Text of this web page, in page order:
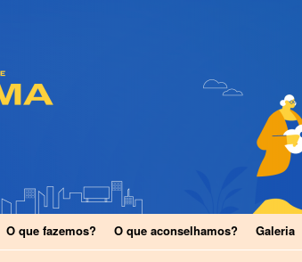
O que fazemos? O que aconselhamos? Galeria